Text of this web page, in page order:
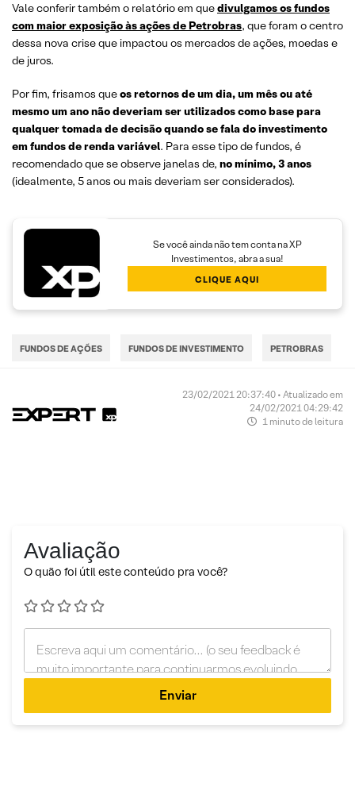
Vale conferir também o relatório em quedivulgamos os fundos
com maior exposição às ações de Petrobras, que foram o centro
dessa nova crise que impactou os mercados de ações, moedas e
de juros.
Por fim, frisamos queos retornos de um dia, um mês ou até
mesmo um ano não deveriam ser utilizados como base para
qualquer tomada de decisão quando se fala do investimento
em fundos de renda variável. Para esse tipo de fundos, é
recomendado que se observe janelas de, no mínimo, 3 anos
(idealmente, 5 anos ou mais deveriam ser considerados).
Se você ainda não tem conta na XP
Investimentos, abra a sua!
CLIQUE AQUI
FUNDOS DE AÇÕES FUNDOS DE INVESTIMENTO PETROBRAS
23/02/2021 20:37:40 • Atualizado em
24/02/2021 04:29:42
1 minuto de leitura
Avaliação
O quão foi útil este conteúdo pra você?
Enviar